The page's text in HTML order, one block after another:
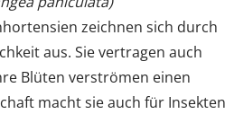
zeichnen sich durch
aus. Sie vertragen auch
Blüten verströmen einen
macht sie auch für Insekten